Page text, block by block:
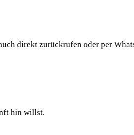
direkt zurückrufen oder per
hin willst.